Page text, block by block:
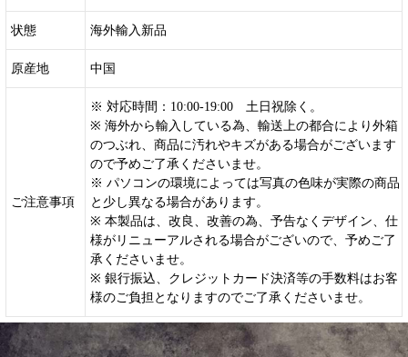
状態 海外輸入新品
原産地 中国
ご注意事項
※ 対応時間：10:00-19:00 土日祝除く。
※ 海外から輸入している為、輸送上の都合により外箱
のつぶれ、商品に汚れやキズがある場合がございます
ので予めご了承くださいませ。
※ パソコンの環境によっては写真の色味が実際の商品
と少し異なる場合があります。
※ 本製品は、改良、改善の為、予告なくデザイン、仕
様がリニューアルされる場合がございので、予めご了
承くださいませ。
※ 銀行振込、クレジットカード決済等の手数料はお客
様のご負担となりますのでご了承くださいませ。